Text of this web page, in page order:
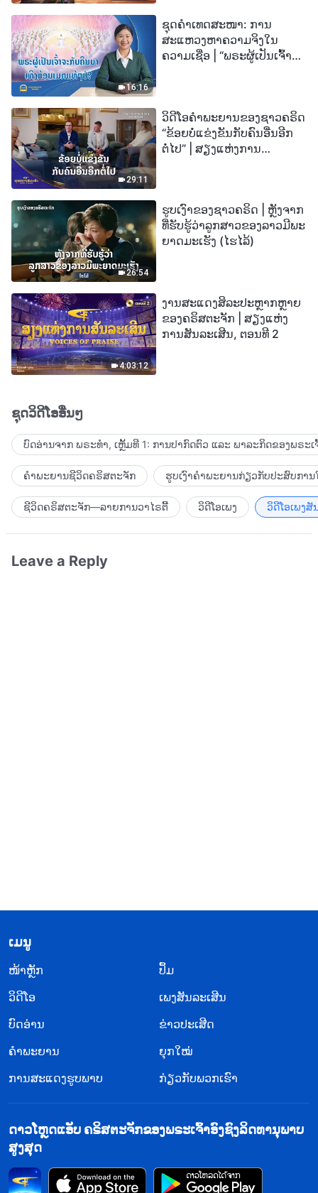
16:16
ຊຸດຄຳເທດສະໜາ: ການ
ສະແຫວງຫາຄວາມຈິງໃນ
ຄວາມເຊື່ອ | “ພຣະຜູ້ເປັນເຈົ້າຈະ
29:11
ວິດີໂອຄຳພະຍານຂອງຊາວຄຣິດ
“ຂ້ອຍບໍ່ແຂ່ງຂັນກັບຄົນອື່ນອີກ
ຕໍ່ໄປ” | ສຽງແຫ່ງການ
26:54
ຮູບເງົາຂອງຊາວຄຣິດ | ຫຼັງຈາກ
ທີ່ຮັບຮູ້ວ່າລູກສາວຂອງລາວມີພະ
ຍາດມະເຮັງ (ໄຮໄລ້)
4:03:12
ງານສະແດງສິລະປະຫຼາກຫຼາຍ
ຂອງຄຣິສຕະຈັກ | ສຽງແຫ່ງ
ການສັນລະເສີນ, ຕອນທີ 2
ຊຸດວິດີໂອອື່ນໆ
ບົດອ່ານຈາກ ພຣະທຳ, ເຫຼັ້ມທີ 1: ການປາກົດຕົວ ແລະ ພາລະກິດຂອງພຣະເ
ຄຳພະຍານຊີວິດຄຣິສຕະຈັກ ຮູບເງົາຄຳພະຍານກ່ຽວກັບປະສົບກາ
ຊີວິດຄຣິສຕະຈັກ—ລາຍການວາໄຣຕີ້ ວິດີໂອເພງ ວິດີໂອເພງສັ
Leave a Reply
​ເມ​ນູ
​ໜ້າຫຼັກ
ປຶ້ມ
ວິ​ດີ​ໂອ
ເພງສັນລະເສີນ
ບົດອ່ານ
ຂ່າວປະເສີດ
ຄຳພະຍານ
ຍຸກໃໝ່
ການສະແດງຮູບພາບ
ກ່ຽວກັບພວກເຮົາ
ດາວໂຫຼດແອັບ ຄຣິສຕະຈັກຂອງພຣະເຈົ້າອົງຊົງລິດທານຸພາບ
ສູງສຸດ